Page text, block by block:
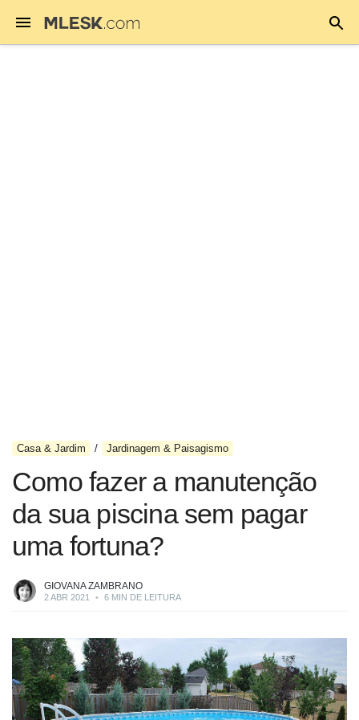
Casa & Jardim Jardinagem & Paisagismo
Como fazer a manutenção
da sua piscina sem pagar
uma fortuna?
GIOVANA ZAMBRANO
2 ABR 2021 • 6 MIN DE LEITURA